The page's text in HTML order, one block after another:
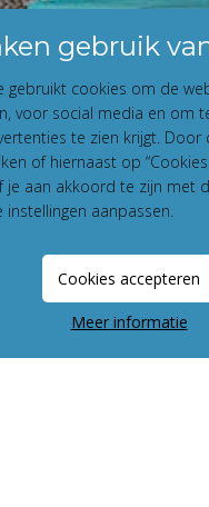
gebruik
gebruikt cookies om de
voor social media en om
te zien krijgt. Door
of hiernaast op
je aan akkoord te zijn met
instellingen aanpassen.
Cookies accepteren
Meer informatie